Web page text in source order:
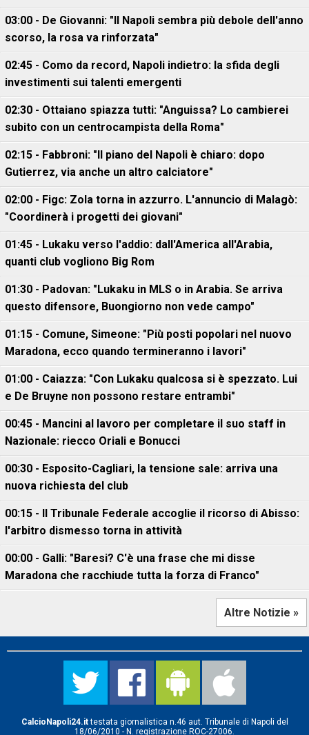
03:00 - De Giovanni: "Il Napoli sembra più debole dell'anno
scorso, la rosa va rinforzata"
02:45 - Como da record, Napoli indietro: la sfida degli
investimenti sui talenti emergenti
02:30 - Ottaiano spiazza tutti: "Anguissa? Lo cambierei
subito con un centrocampista della Roma"
02:15 - Fabbroni: "Il piano del Napoli è chiaro: dopo
Gutierrez, via anche un altro calciatore"
02:00 - Figc: Zola torna in azzurro. L'annuncio di Malagò:
"Coordinerà i progetti dei giovani"
01:45 - Lukaku verso l'addio: dall'America all'Arabia,
quanti club vogliono Big Rom
01:30 - Padovan: "Lukaku in MLS o in Arabia. Se arriva
questo difensore, Buongiorno non vede campo"
01:15 - Comune, Simeone: "Più posti popolari nel nuovo
Maradona, ecco quando termineranno i lavori"
01:00 - Caiazza: "Con Lukaku qualcosa si è spezzato. Lui
e De Bruyne non possono restare entrambi"
00:45 - Mancini al lavoro per completare il suo staff in
Nazionale: riecco Oriali e Bonucci
00:30 - Esposito-Cagliari, la tensione sale: arriva una
nuova richiesta del club
00:15 - Il Tribunale Federale accoglie il ricorso di Abisso:
l'arbitro dismesso torna in attività
00:00 - Galli: "Baresi? C'è una frase che mi disse
Maradona che racchiude tutta la forza di Franco"
Altre Notizie »
CalcioNapoli24.ittestata giornalistica n.46 aut. Tribunale di Napoli del
18/06/2010 - N. registrazione ROC-27006.